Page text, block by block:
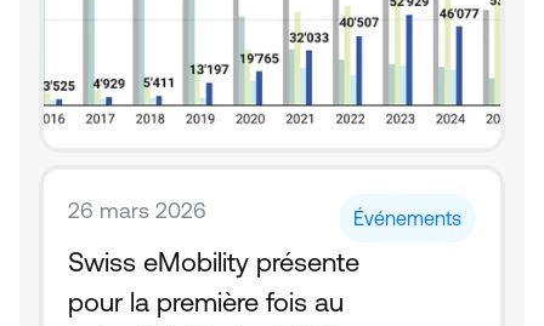
26 mars 2026 Événements
Swiss eMobility présente
pour la première fois au